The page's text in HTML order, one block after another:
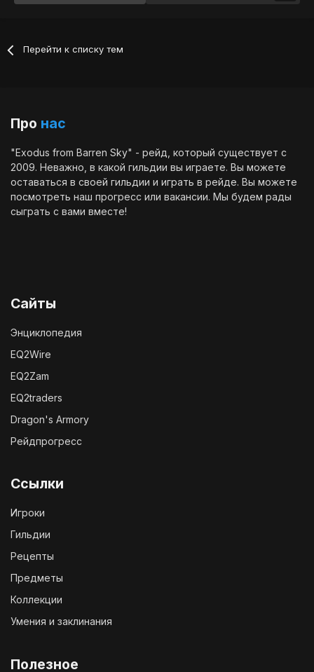
Перейти к списку тем
Про нас
"Exodus from Barren Sky" - рейд, который существует с
2009. Неважно, в какой гильдии вы играете. Вы можете
оставаться в своей гильдии и играть в рейде. Вы можете
посмотреть наш прогресс или вакансии. Мы будем рады
сыграть с вами вместе!
Сайты
Энциклопедия
EQ2Wire
EQ2Zam
EQ2traders
Dragon's Armory
Рейдпрогресс
Ссылки
Игроки
Гильдии
Рецепты
Предметы
Коллекции
Умения и заклинания
Полезное